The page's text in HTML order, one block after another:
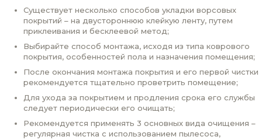
Существует несколько способов укладки ворсовых
покрытий – на двустороннюю клейкую ленту, путем
приклеивания и бесклеевой метод;
Выбирайте способ монтажа, исходя из типа коврового
покрытия, особенностей пола и назначения помещения;
После окончания монтажа покрытия и его первой чистки
рекомендуется тщательно проветрить помещение;
Для ухода за покрытием и продления срока его службы
следует периодически его очищать;
Рекомендуется применять 3 основных вида очищения –
регулярная чистка с использованием пылесоса,